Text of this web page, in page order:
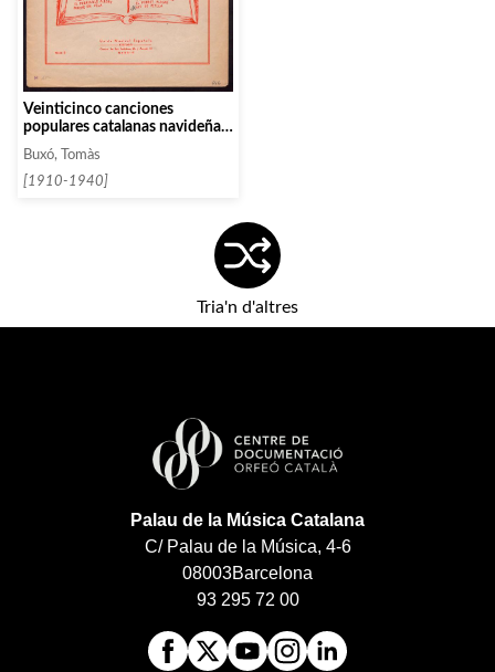
Veinticinco canciones
populares catalanas navideñas.
Buxó, Tomàs
[1910-1940]
Tria'n d'altres
Palau de la Música Catalana
C/ Palau de la Música, 4-6
08003Barcelona
93 295 72 00